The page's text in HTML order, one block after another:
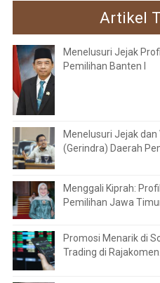
Artikel
Menelusuri Jejak
Pemilihan Banten I
Menelusuri Jejak
(Gerindra) Daerah
Menggali Kiprah:
Pemilihan Jawa
Promosi Menarik di
Trading di